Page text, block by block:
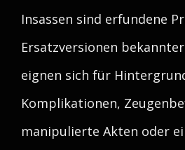
Insassen sind erfundene
Ersatzversionen
eignen sich für
Komplikationen,
manipulierte Akten oder